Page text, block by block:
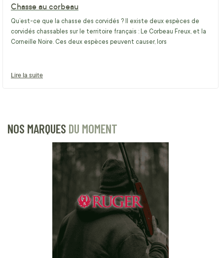
Chasse au corbeau
Qu’est-ce que la chasse des corvidés ? Il existe deux espèces de
corvidés chassables sur le territoire français : Le Corbeau Freux, et la
Corneille Noire. Ces deux espèces peuvent causer, lors
Lire la suite
NOS MARQUES DU MOMENT